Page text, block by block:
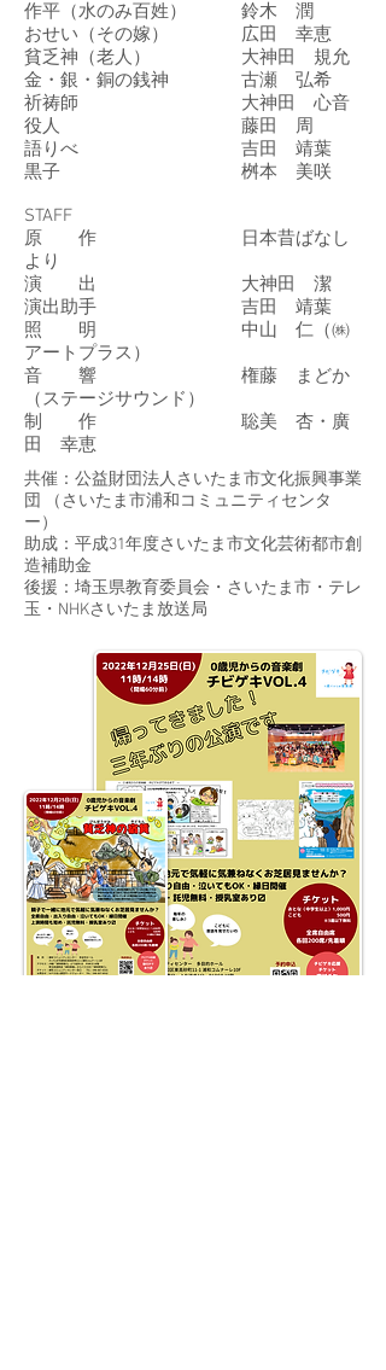
作平（水のみ百姓） 鈴木 潤
おせい（その嫁） 広田 幸恵
貧乏神（老人） 大神田 規允
金・銀・銅の銭神 古瀬 弘希
祈祷師 大神田 心音
役人 藤田 周
語りべ 吉田 靖葉
黒子 桝本 美咲
STAFF
原 作 日本昔ばなし
より
演 出 大神田 潔
演出助手 吉田 靖葉
照 明 中山 仁（㈱
アートプラス）
音 響 権藤 まどか
（ステージサウンド）
制 作 聡美 杏・廣
田 幸恵
共催：公益財団法人さいたま市文化振興事業
団 （さいたま市浦和コミュニティセンタ
ー）
助成：平成31年度さいたま市文化芸術都市創
造補助金
後援：埼玉県教育委員会・さいたま市・テレ
玉・NHKさいたま放送局